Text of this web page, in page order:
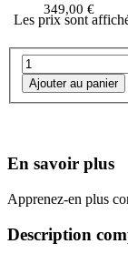
349,00 €
Les prix sont
En savoir plus
Apprenez-en plus
Description